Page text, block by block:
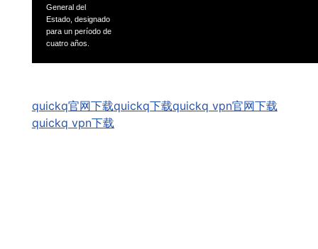
General del
Estado, designado
para un período de
cuatro años.
quickq官网下载quickq下载quickq vpn官网下载
quickq vpn下载